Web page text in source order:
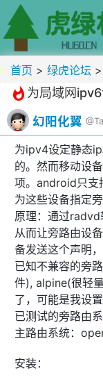
首页 > 绿虎论坛 >
whatshot 为局域网
幻阳化翼 @Ta
为ipv4设定静态
的。然而移动设
项。android只支
为这些设备指定旁
原理：通过radvd
从而让旁路由设
备发送这个声明
已知不兼容的旁
件), alpine(很轻
了，可能是我设
已测试的旁路由
主路由系统：
安装：